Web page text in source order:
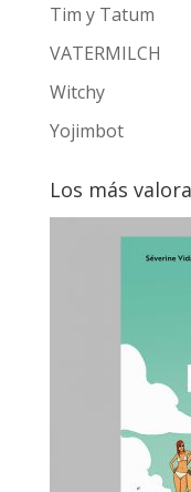
Tim y Tatum
VATERMILCH
Witchy
Yojimbot
Los más